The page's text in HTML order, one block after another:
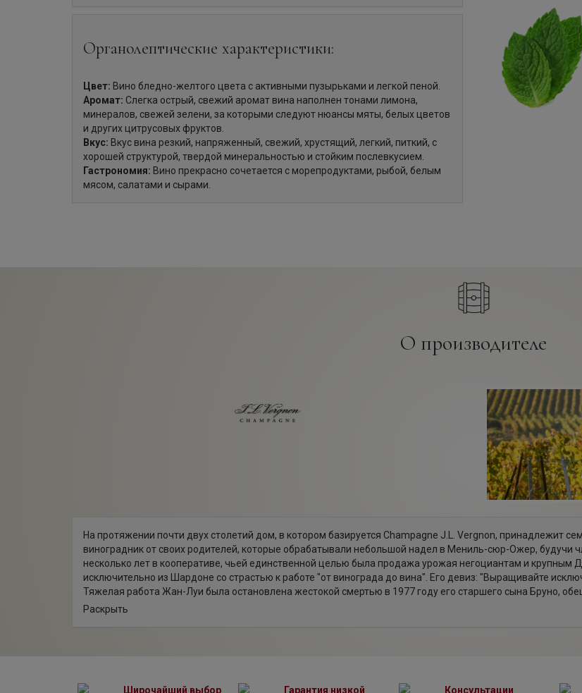
Органолептические характеристики:
Цвет: Вино бледно-желтого цвета с активными пузырьками и легкой пеной.
Аромат: Слегка острый, свежий аромат вина наполнен тонами лимона,
минералов, свежей зелени, за которыми следуют нюансы мяты, белых цветов
и других цитрусовых фруктов.
Вкус: Вкус вина резкий, напряженный, свежий, хрустящий, легкий, питкий, с
хорошей структурой, твердой минеральностью и стойким послевкусием.
Гастрономия: Вино прекрасно сочетается с морепродуктами, рыбой, белым
мясом, салатами и сырами.
О производителе
На протяжении почти двух столетий дом, в котором базируется Champagne J.L. Vergnon, принадлежит
виноградник от своих родителей, которые обрабатывали небольшой надел в Мениль-сюр-Ожер, будучи
несколько лет в кооперативе, чьей единственной целью была продажа урожая негоциантам и
исключительно из Шардоне со страстью к работе "от винограда до вина". Его девиз: "Выращивайте
Тяжелая работа Жан-Луи была остановлена ​​жестокой смертью в 1977 году его старшего сына Бруно,
Новую главу компании Champagne J.L. Vergnon начал младший сын Жан-Луи — Ален, вернувшийся со
Раскрыть
Широчайший выбор Гарантия низкой Консультации